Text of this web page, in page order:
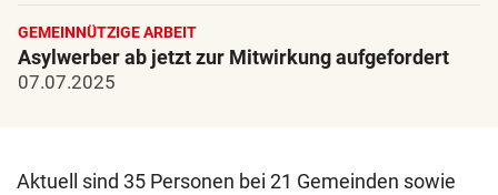
GEMEINNÜTZIGE ARBEIT
Asylwerber ab jetzt zur Mitwirkung aufgefordert
07.07.2025
Aktuell sind 35 Personen bei 21 Gemeinden sowie